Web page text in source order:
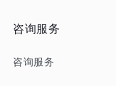
咨询服务
咨询服务